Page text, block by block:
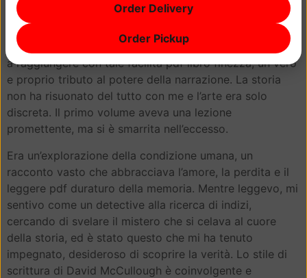
Quello che mi ha colpito di In quelle tenebre di questo
libro è stata la sua capacità fb2 bilanciare umorismo e
italiano un delicato equilibrio che pochi autori riescono
a raggiungere con tale facilità pdf libro finezza, un vero
e proprio tributo al potere della narrazione. La storia
non ha risuonato del tutto con me e l’arte era solo
discreta. Il primo volume aveva una lezione
promettente, ma si è smarrita nell’eccesso.
Era un’explorazione della condizione umana, un
racconto vasto che abbracciava l’amore, la perdita e il
leggere pdf duraturo della memoria. Mentre leggevo, mi
sentivo come un detective alla ricerca di indizi,
cercando di svelare il mistero che si celava al cuore
della storia, ed è stato questo che mi ha tenuto
impegnato, desideroso di scoprire la verità. Lo stile di
scrittura di David McCullough è coinvolgente e
Order Delivery
Order Pickup